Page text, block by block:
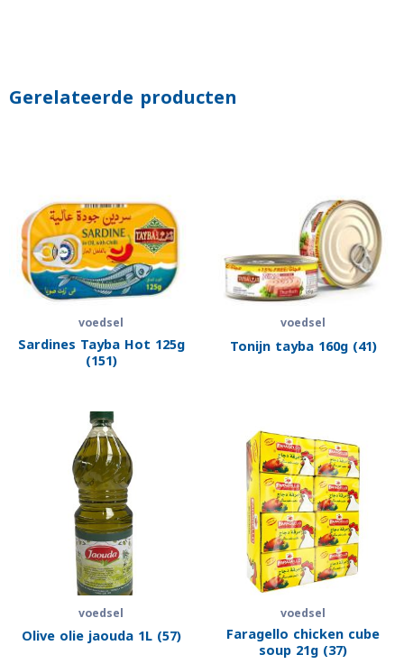
Gerelateerde producten
voedsel
Sardines Tayba Hot 125g
(151)
voedsel
Tonijn tayba 160g (41)
voedsel
Olive olie jaouda 1L (57)
voedsel
Faragello chicken cube
soup 21g (37)